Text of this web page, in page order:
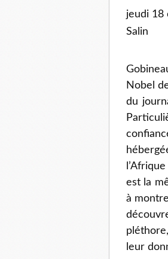
jeudi 18
Salin
G
Nobel
du
est la
à
leur